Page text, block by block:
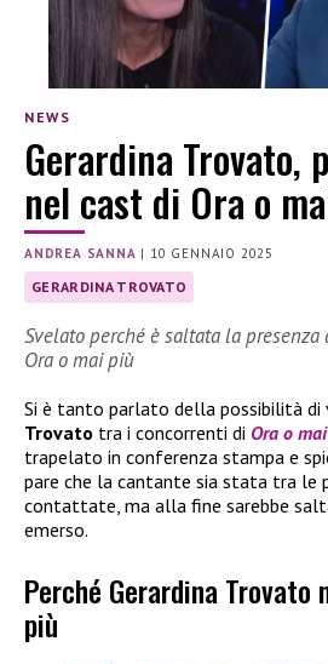
NEWS
Gerardina Trovato,
nel cast di Ora o
ANDREA SANNA | 10 GENNAIO 2025
GERARDINA TROVATO
Svelato perché è saltata la presenza
Ora o mai più
Si è tanto parlato della possibilità di
Trovato tra i concorrenti di Ora o
trapelato in conferenza stampa e
pare che la cantante sia stata tra le
contattate, ma alla fine sarebbe
emerso.
Perché Gerardina Trovato
più